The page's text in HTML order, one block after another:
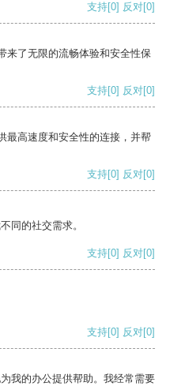
支持[0] 反对[0]
来了无限的流畅体验和安全性保
支持[0] 反对[0]
最高速度和安全性的连接，并帮
支持[0] 反对[0]
同的社交需求。
支持[0] 反对[0]
支持[0] 反对[0]
我的办公提供帮助。我经常需要